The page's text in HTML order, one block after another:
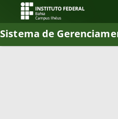
Sistema de